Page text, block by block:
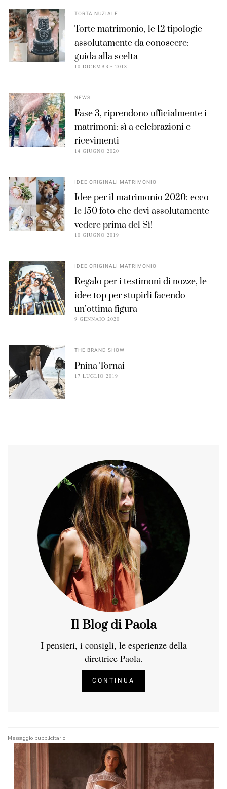
TORTA NUZIALE
Torte matrimonio, le 12 tipologie
assolutamente da conoscere:
guida alla scelta
10 DICEMBRE 2018
NEWS
Fase 3, riprendono ufficialmente i
matrimoni: sì a celebrazioni e
ricevimenti
14 GIUGNO 2020
IDEE ORIGINALI MATRIMONIO
Idee per il matrimonio 2020: ecco
le 150 foto che devi assolutamente
vedere prima del Sì!
10 GIUGNO 2019
IDEE ORIGINALI MATRIMONIO
Regalo per i testimoni di nozze, le
idee top per stupirli facendo
un’ottima figura
9 GENNAIO 2020
THE BRAND SHOW
Pnina Tornai
17 LUGLIO 2019
Il Blog di Paola
I pensieri, i consigli, le esperienze della
direttrice Paola.
CONTINUA
Messaggio pubblicitario